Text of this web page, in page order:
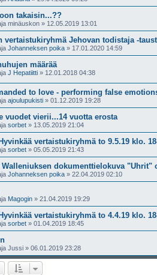
takaisin...??
minäuskon » 12.05.2019 13:01
vertaistukiryhmä Jehovan todistaja -
Johanneksen poika » 17.01.2020 14:59
määrää
J Hepatiitti » 12.01.2018 04:38
to love - performing false
ajoulupukisti » 01.12.2019 19:28
vuodet vierii...14 vuotta erosta
sorbet » 13.05.2019 21:04
vertaistukiryhmä to 9.5.19 klo.
sorbet » 05.05.2019 21:43
Walleniuksen dokumenttielokuva "Uhrit"
Johanneksen poika » 22.04.2019 02:10
Magogin » 21.04.2019 19:29
vertaistukiryhmä to 4.4.19 klo.
sorbet » 01.04.2019 18:45
Jussi » 06.01.2019 23:28